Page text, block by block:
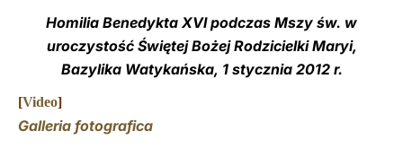
العربيّة
中文
Homilia Benedykta XVI podczas Mszy św. w
uroczystość Świętej Bożej Rodzicielki Maryi,
Bazylika Watykańska, 1 stycznia 2012 r.
[Video]
Galleria fotografica